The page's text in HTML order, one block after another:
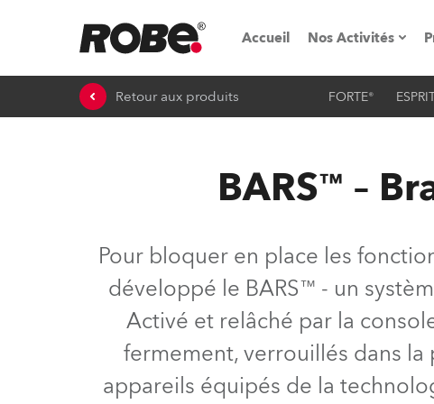
Accueil Nos Activités
Salons &
iSeries
Robe On The
Robe On
Nos innovations
Retour aux produits FORTE®
BARS™ –
Pour bloquer en place les
développé le BARS™ - un
Activé et relâché par la
fermement, verrouillés dans
appareils équipés de la